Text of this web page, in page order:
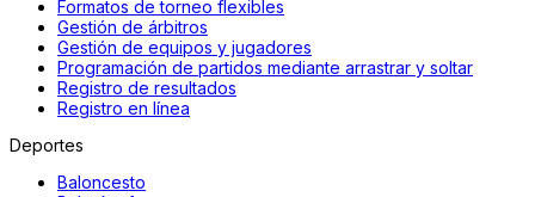
Formatos de torneo flexibles
Gestión de árbitros
Gestión de equipos y jugadores
Programación de partidos mediante arrastrar y soltar
Registro de resultados
Registro en línea
Deportes
Baloncesto